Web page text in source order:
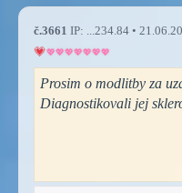
č.3661 IP: ...234.84 •
Prosim o modlitby za
Diagnostikovali jej